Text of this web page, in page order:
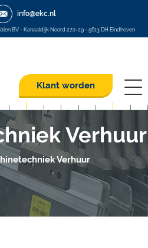
info@ekc.nl
BV - Kanaaldijk Noord 27a-29 - 5613 DH Eindhoven
Klant worden
Verhuur
Verhuur